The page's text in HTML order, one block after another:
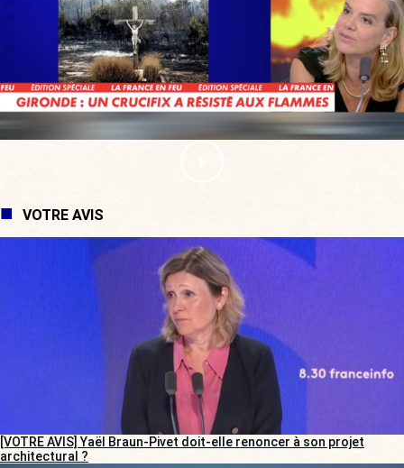
VOTRE AVIS
[VOTRE AVIS] Yaël Braun-Pivet doit-elle renoncer à son projet
architectural ?